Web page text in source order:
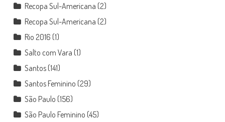
Recopa Sul-Americana (2)
Recopa Sul-Americana (2)
Rio 2016 (1)
Salto com Vara (1)
Santos(141)
Santos Feminino (29)
São Paulo (156)
São Paulo Feminino (45)